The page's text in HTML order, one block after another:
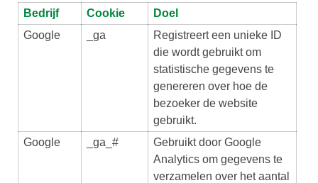
Bedrijf Cookie
Doel
Google
_ga
Registreert een unieke ID
die wordt gebruikt om
statistische gegevens te
genereren over hoe de
bezoeker de website
gebruikt.
Google
_ga_#
Gebruikt door Google
Analytics om gegevens te
verzamelen over het aantal